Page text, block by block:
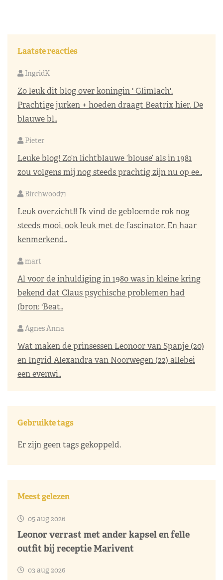
Laatste reacties
IngridK
Zo leuk dit blog over koningin ' Glimlach'.
Prachtige jurken + hoeden draagt Beatrix hier. De
blauwe bl..
Pieter
Leuke blog! Zo’n lichtblauwe ‘blouse’ als in 1981
zou volgens mij nog steeds prachtig zijn nu op ee..
Birchwood71
Leuk overzicht!! Ik vind de gebloemde rok nog
steeds mooi, ook leuk met de fascinator. En haar
kenmerkend..
mart
Al voor de inhuldiging in 1980 was in kleine kring
bekend dat Claus psychische problemen had
(bron: 'Beat..
Agnes Anna
Wat maken de prinsessen Leonoor van Spanje (20)
en Ingrid Alexandra van Noorwegen (22) allebei
een evenwi..
Gebruikte tags
Er zijn geen tags gekoppeld.
Meest gelezen
05 aug 2026
Leonor verrast met ander kapsel en felle
outfit bij receptie Marivent
03 aug 2026